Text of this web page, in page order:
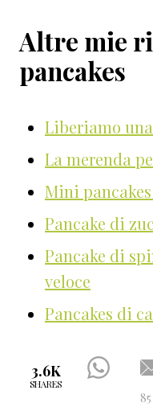
Altre mie
pancakes
Liberiamo
La merenda
Mini
Pancake di
Pancake di
veloce
Pancakes di
3.6K
SHARES
85